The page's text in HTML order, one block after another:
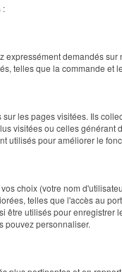
:
demandés
telles que la commande et
les pages visitées. Ils
visitées ou celles générant
utilisés pour améliorer le
choix (votre nom
telles que l'accès au
être utilisés pour
pouvez personnaliser.